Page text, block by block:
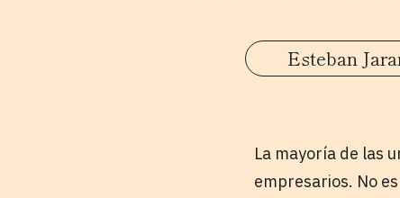
Esteban
La mayoría de las
empresarios. No